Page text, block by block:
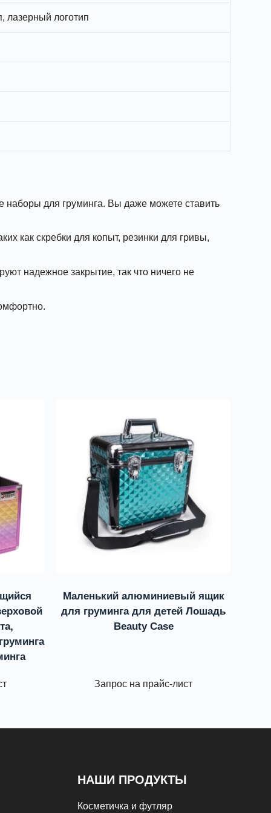
лазерный логотип
наборы для груминга. Вы даже можете ставить
как скребки для копыт, резинки для гривы,
надежное закрытие, так что ничего не
Маленький алюминиевый ящик
для груминга для детей Лошадь
Beauty Case
Запрос на прайс-лист
НАШИ ПРОДУКТЫ
Косметичка и футляр